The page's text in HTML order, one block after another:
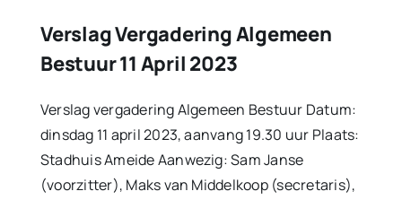
Verslag Vergadering Algemeen
Bestuur 11 April 2023
Verslag vergadering Algemeen Bestuur Datum:
dinsdag 11 april 2023, aanvang 19.30 uur Plaats:
Stadhuis Ameide Aanwezig: Sam Janse
(voorzitter), Maks van Middelkoop (secretaris),